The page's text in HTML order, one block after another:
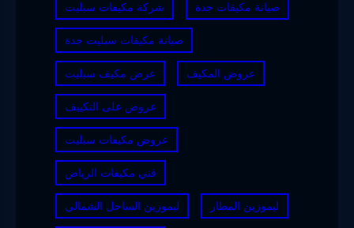
شركة مكيفات سبليت صيانة مكيفات جدة
صيانة مكيفات سبليت جدة
عرض مكيف سبليت عروض المكيف
عروض على التكييف
عروض مكيفات سبليت
فني مكيفات الرياض
ليموزين الساحل الشمالي ليموزين المطار